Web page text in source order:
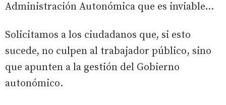
Administración Autonómica que es inviable…
Solicitamos a los ciudadanos que, si esto
sucede, no culpen al trabajador público, sino
que apunten a la gestión del Gobierno
autonómico.